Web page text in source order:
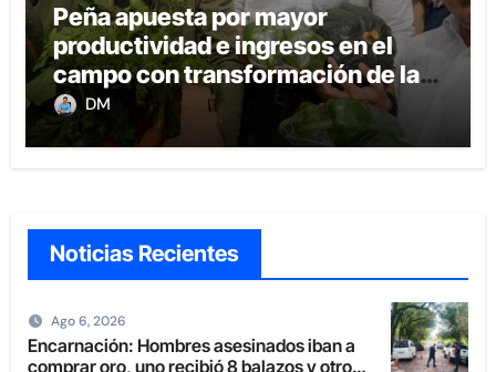
Peña apuesta por mayor
productividad e ingresos en el
campo con transformación de la
agricultura familiar
DM
Noticias Recientes
Ago 6, 2026
Encarnación: Hombres asesinados iban a
comprar oro, uno recibió 8 balazos y otro